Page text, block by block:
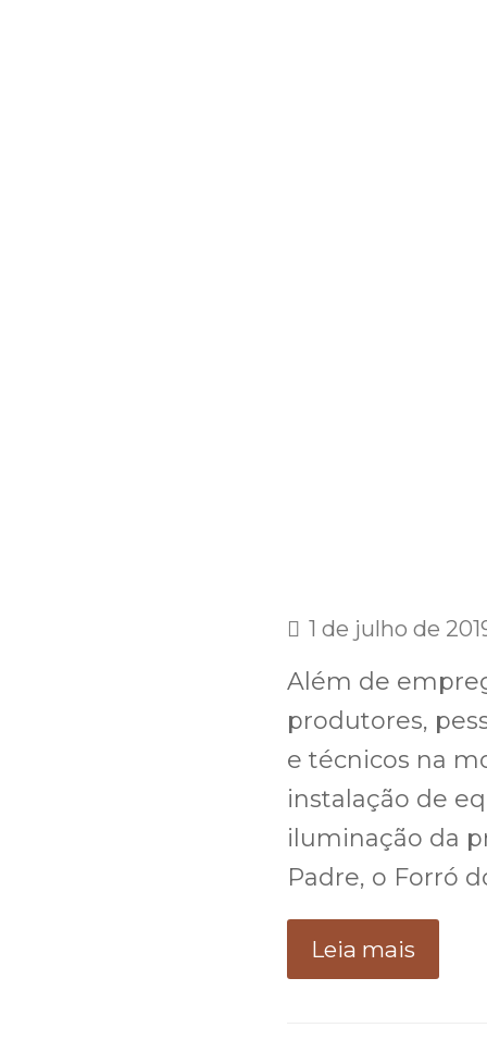
1 de julho de
Além de
produtores,
e técnicos na
instalação de
iluminação da
Padre, o Forró
Leia mais